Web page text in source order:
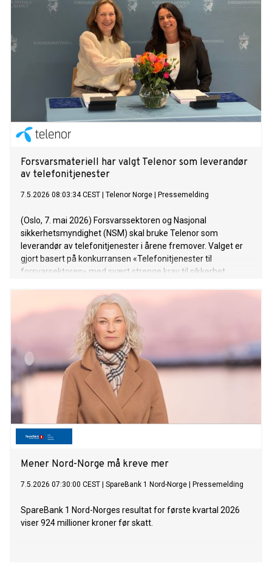
Forsvarsmateriell har valgt Telenor som leverandør
av telefonitjenester
7.5.2026 08:03:34 CEST Telenor Norge Pressemelding
(Oslo, 7. mai 2026) Forsvarssektoren og Nasjonal
sikkerhetsmyndighet (NSM) skal bruke Telenor som
leverandør av telefonitjenester i årene fremover. Valget er
gjort basert på konkurransen «Telefonitjenester til
forsvarsektoren» med svært strenge krav til sikkerhet,
Mener Nord-Norge må kreve mer
7.5.2026 07:30:00 CEST SpareBank 1 Nord-Norge Pressemelding
SpareBank 1 Nord-Norges resultat for første kvartal 2026
viser 924 millioner kroner før skatt.